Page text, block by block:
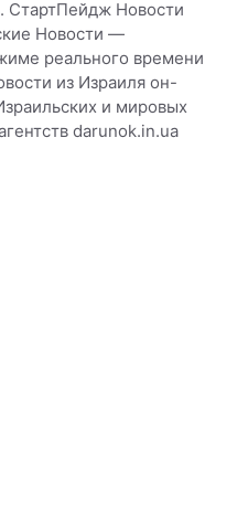
СтартПейдж Новости
Новости —
реального времени
из Израиля он-
и мировых
darunok.in.ua